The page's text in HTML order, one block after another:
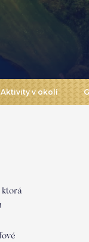
Aktivity v okolí